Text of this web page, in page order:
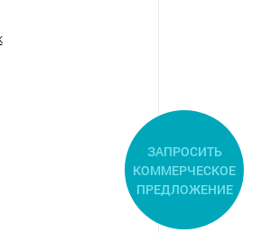
ЗАПРОСИТЬ
КОММЕРЧЕСКОЕ
ПРЕДЛОЖЕНИЕ